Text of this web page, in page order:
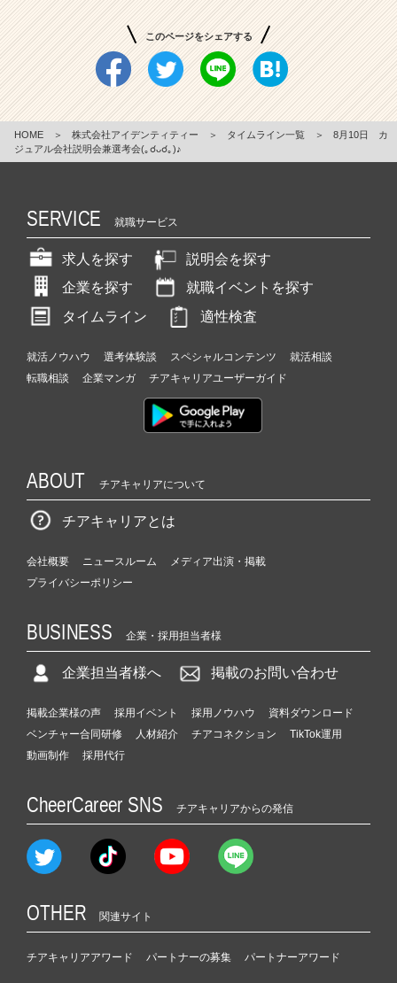
このページをシェアする
HOME ＞ 株式会社アイデンティティー ＞ タイムライン一覧 ＞
8月10日 カ
ジュアル会社説明会兼選考会(｡☌ᴗ☌｡)♪
SERVICE 就職サービス
求人を探す
説明会を探す
企業を探す
就職イベントを探す
タイムライン
適性検査
就活ノウハウ 選考体験談 スペシャルコンテンツ
就活相談
転職相談
企業マンガ チアキャリアユーザーガイド
ABOUT チアキャリアについて
チアキャリアとは
会社概要 ニュースルーム
メディア出演・掲載
プライバシーポリシー
BUSINESS 企業・採用担当者様
企業担当者様へ 掲載のお問い合わせ
掲載企業様の声 採用イベント 採用ノウハウ
資料ダウンロード
ベンチャー合同研修
人材紹介 チアコネクション
TikTok運用
動画制作
採用代行
CheerCareer SNS チアキャリアからの発信
OTHER 関連サイト
チアキャリアアワード パートナーの募集 パートナーアワード